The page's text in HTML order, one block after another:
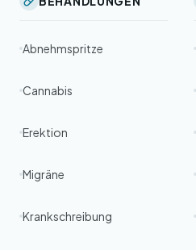
Abnehmspritze
Cannabis
Erektion
Migräne
Krankschreibung